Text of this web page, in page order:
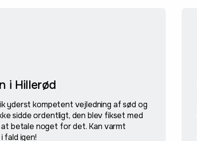
i Hillerød
yderst kompetent vejledning af sød og
sidde ordentligt, den blev fikset med
betale noget for det. Kan varmt
fald igen!